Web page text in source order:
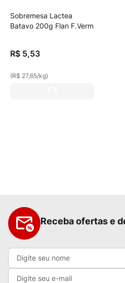
Sobremesa Lactea
Batavo 200g Flan F.Verm
R$ 5,53
(R$ 27,65/kg)
Receba ofertas e